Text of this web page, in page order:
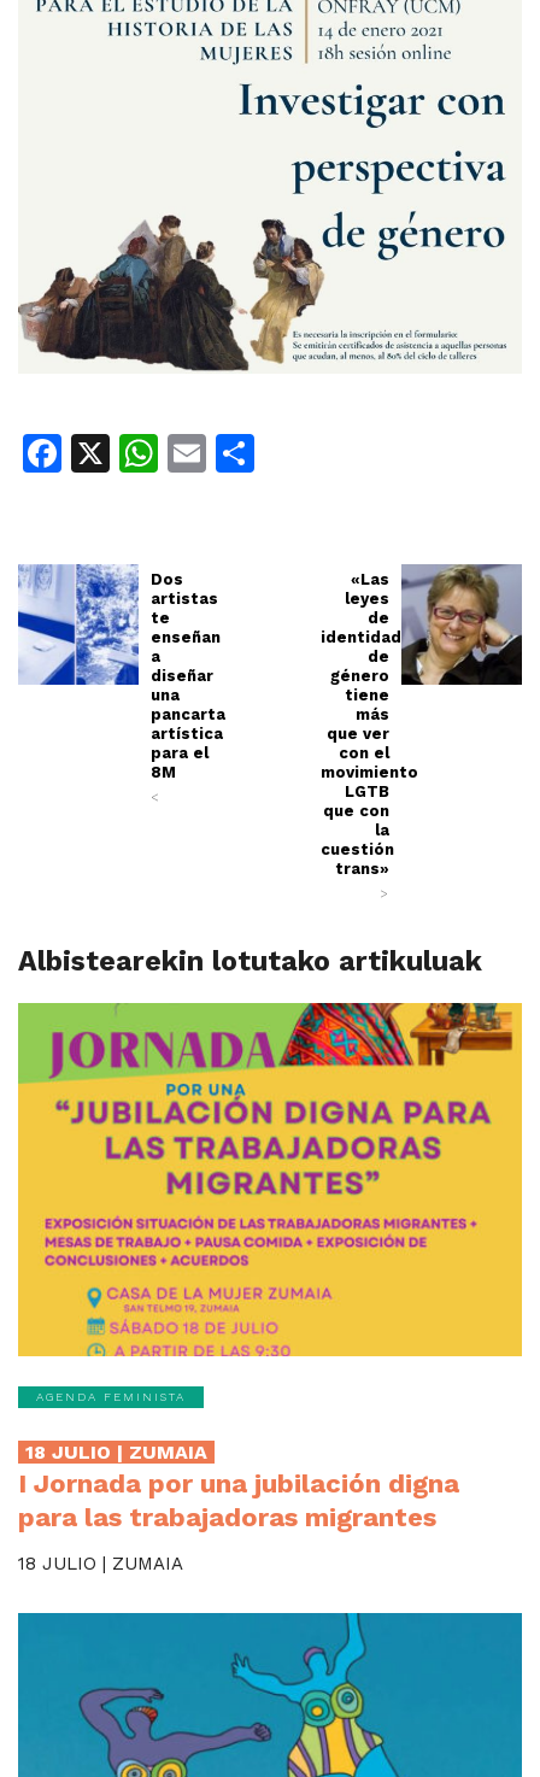
Facebook
X WhatsApp
Email
Dos
artistas
te
enseñan
a
diseñar
una
pancarta
artística
para el
8M
<
«Las
leyes
de
identidad
de
género
tiene
más
que ver
con el
movimiento
LGTB
que con
la
cuestión
trans»
>
Albistearekin lotutako artikuluak
AGENDA FEMINISTA
18 JULIO | ZUMAIA
I Jornada por una jubilación digna
para las trabajadoras migrantes
18 JULIO | ZUMAIA